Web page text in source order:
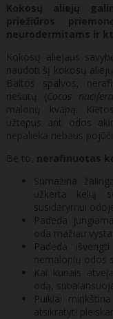
Kokosų aliejų
priežiūros
neurodermitams ir
Kokosų aliejaus
naudoti šį kokosų
Baltos spalvos,
riešutų (Cocos nucifera
malonų kvapą.
užtepus ant odos
nepalieka riebaus
Be to, nerafinuotas
Sumažina
užkerta kelią
susidarymui
Padeda
oda mažiau vysta.
Padeda
nemalonių odos
Kai kuriais
odą,
Puikiai
atsikratyti